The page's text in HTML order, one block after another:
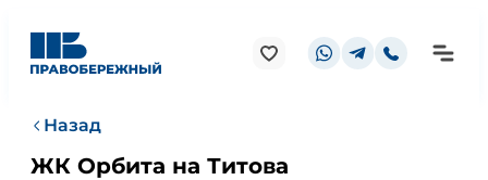
Назад
ЖК Орбита на Титова